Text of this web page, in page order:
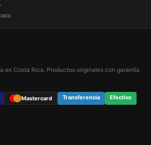
en Costa Rica. Productos originales con garantía
Mastercard Transferencia Efectivo